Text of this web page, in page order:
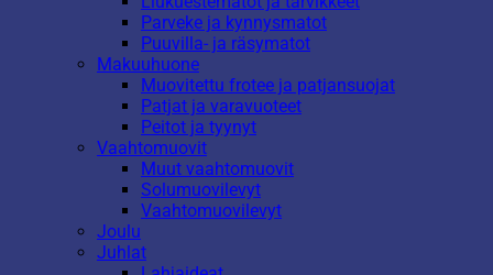
Parveke ja kynnysmatot
Puuvilla- ja räsymatot
Makuuhuone
Muovitettu frotee ja patjansuojat
Patjat ja varavuoteet
Peitot ja tyynyt
Vaahtomuovit
Muut vaahtomuovit
Solumuovilevyt
Vaahtomuovilevyt
Joulu
Juhlat